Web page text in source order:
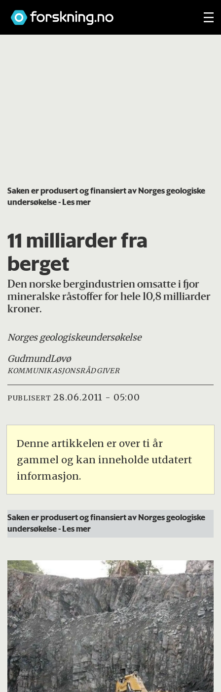
Saken er produsert og finansiert av Norges geologiske
undersøkelse- Les mer
11 milliarder fra
berget
Den norske bergindustrien omsatte i fjor
mineralske råstoffer for hele 10,8 milliarder
kroner.
Norges geologiskeundersøkelse
GudmundLøvø
KOMMUNIKASJONSRÅDGIVER
PUBLISERT 28.06.2011 - 05:00
Denne artikkelen er over ti år
gammel og kan inneholde utdatert
informasjon.
Saken er produsert og finansiert av Norges geologiske
undersøkelse- Les mer